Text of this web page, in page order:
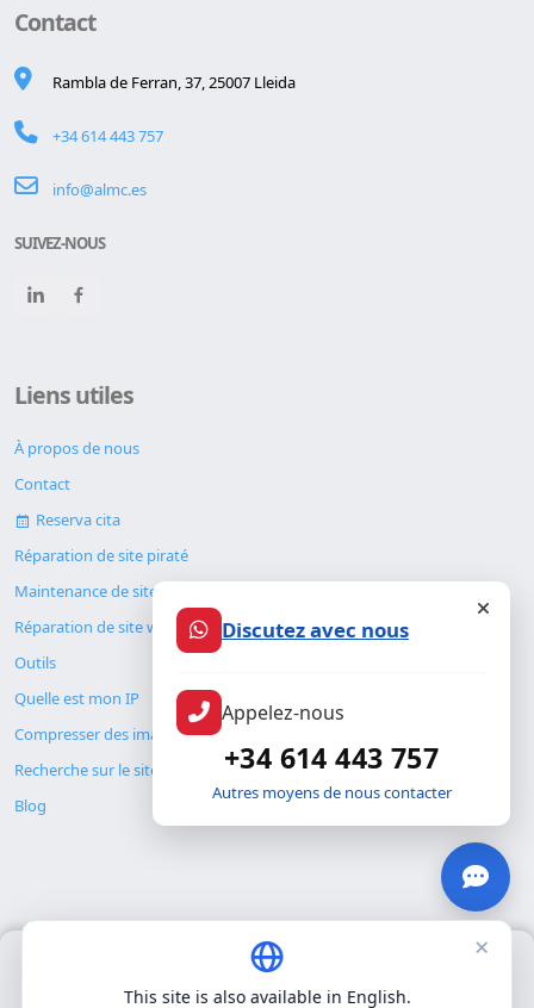
Contact
Rambla de Ferran, 37, 25007 Lleida
+34 614 443 757
info@almc.es
SUIVEZ-NOUS
Liens utiles
À propos de nous
Contact
Reserva cita
Réparation de site piraté
Maintenance de site web
Réparation de site web
Outils
Quelle est mon IP
Compresser des images
Recherche sur le site
Blog
© Copyright 2026. ALMC SECURITY S.L.U.
Nous utilisons uniquement nos propres cookies pour le
Discutez avec nous
Appelez-nous
+34 614 443 757
Autres moyens de nous contacter
×
This site is also available in English.